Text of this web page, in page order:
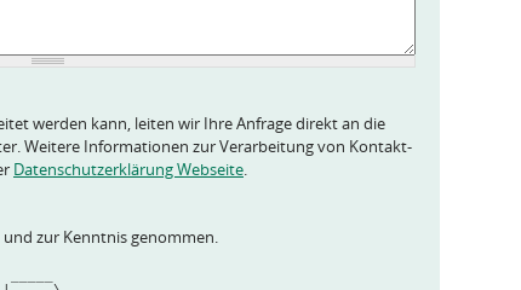
werden kann, leiten wir Ihre Anfrage direkt an die
Weitere Informationen zur Verarbeitung von Kontakt-
Datenschutzerklärung Webseite.
zur Kenntnis genommen.